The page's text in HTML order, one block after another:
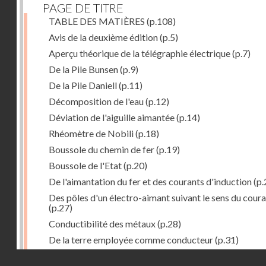
PAGE DE TITRE
TABLE DES MATIÈRES (p.108)
Avis de la deuxième édition(p.5)
Aperçu théorique de la télégraphie électrique(p.7)
De la Pile Bunsen(p.9)
De la Pile Daniell(p.11)
Décomposition de l'eau(p.12)
Déviation de l'aiguille aimantée(p.14)
Rhéomètre de Nobili(p.18)
Boussole du chemin de fer(p.19)
Boussole de l'Etat(p.20)
De l'aimantation du fer et des courants d'induction
Des pôles d'un électro-aimant suivant le sens du
(p.27)
Conductibilité des métaux(p.28)
De la terre employée comme conducteur(p.31)